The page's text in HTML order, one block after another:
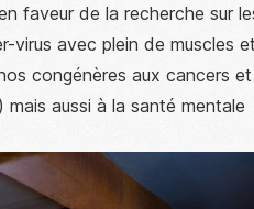
faveur de la recherche sur
virus avec plein de muscles
congénères aux cancers et
aussi à la santé mentale